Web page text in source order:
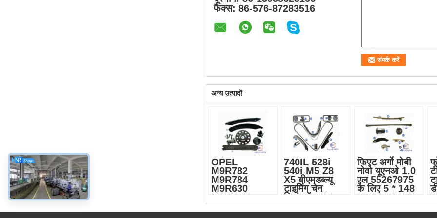
फैक्स: 86-576-87283516
अन्य उत्पादों
OPEL
M9R782
M9R784
M9R630
M9R786
M9R788
8200343394
740IL 528i
540i M5 Z8
X5 बीएमडब्ल्यू
टाइमिंग चेन
रिप्लेसमेंट V8
GAS DOHC
4398CC
फिएट अर्गो मोबी
नोवो यूएनओ 1.0
एल 55267975
के लिए 5 * 148
एल 55267972
टाइमिंग चेन किट
गारंटी:2 वर्ष/